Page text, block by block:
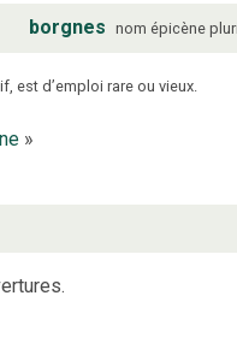
borgnes nom épicène
est d’emploi rare ou vieux.
»